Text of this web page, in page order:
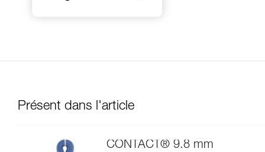
Présent dans l'article
CONTACT® 9.8 mm